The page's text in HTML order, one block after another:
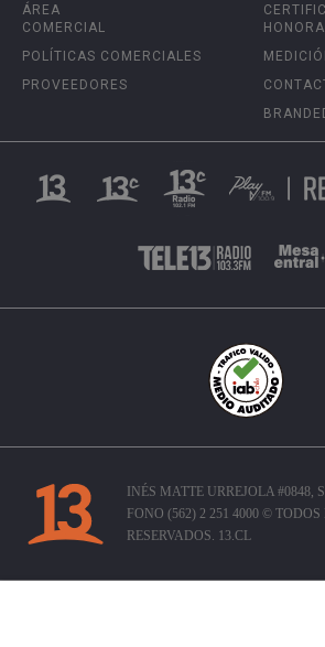
ÁREA
COMERCIAL
POLÍTICAS COMERCIALES
PROVEEDORES
INÉS MATTE URREJOLA #0848,
FONO (562) 2 251 4000 © TODOS
RESERVADOS. 13.CL